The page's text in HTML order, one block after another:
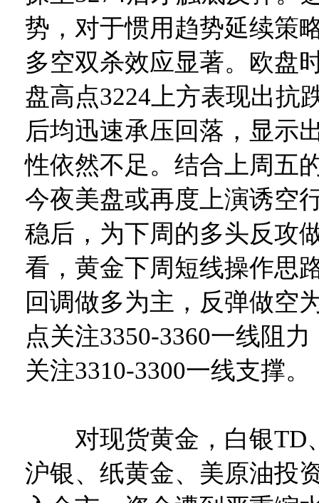
势，对于惯用趋势延续策
多空双杀效应显著。欧盘
盘高点3224上方表现出抗
后均迅速承压回落，显示
性依然不足。结合上周五
今夜美盘或再度上演诱空
稳后，为下周的多头反攻
看，黄金下周短线操作思
回调做多为主，反弹做空
点关注3350-3360一线阻
关注3310-3300一线支撑。
对现货黄金，白银TD
沪银、纸黄金、美原油投